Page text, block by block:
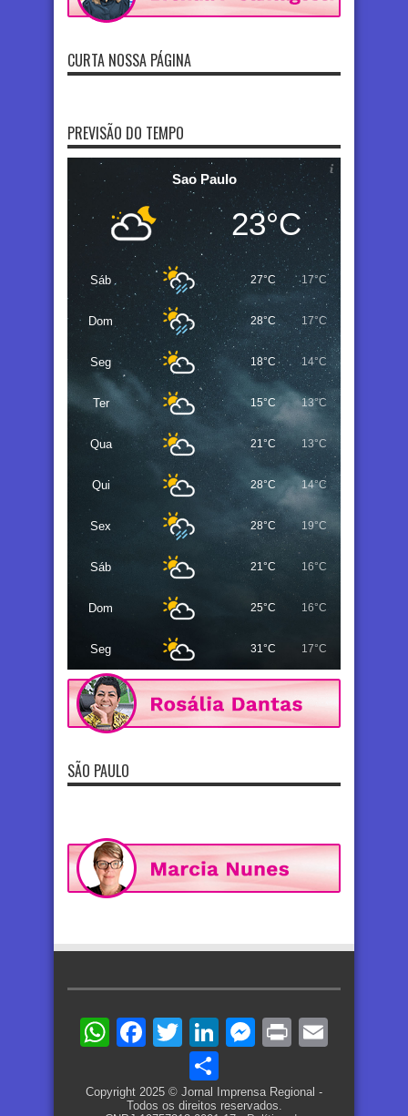
CURTA NOSSA PÁGINA
PREVISÃO DO TEMPO
Sao Paulo
23°C
Sáb 27°C 17°C
Dom 28°C 17°C
Seg 18°C 14°C
Ter 15°C 13°C
Qua 21°C 13°C
Qui 28°C 14°C
Sex 28°C 19°C
Sáb 21°C 16°C
Dom 25°C 16°C
Seg 31°C 17°C
SÃO PAULO
WhatsApp
Facebook
TwitterLinkedIn
Messenger
Print
Copyright 2025 © Jornal Imprensa Regional -
Todos os direitos reservados.